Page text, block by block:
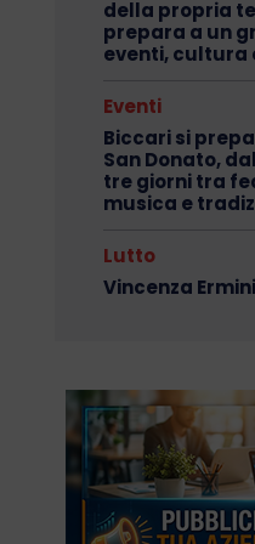
della propria
prepara a un
eventi, cultura
Eventi
Biccari si
San Donato,
tre giorni tra
musica e
Lutto
Vincenza